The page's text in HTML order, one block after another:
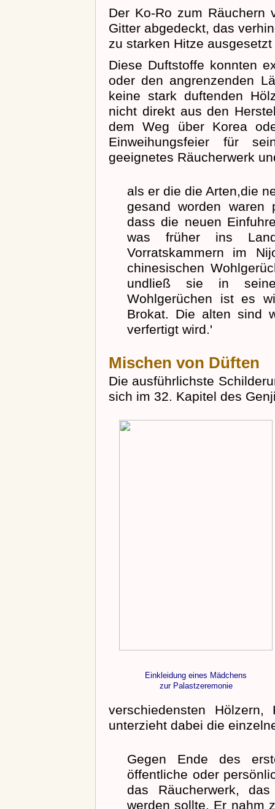
Der Ko-Ro zum Räuchern
Gitter abgedeckt, das
zu starken Hitze
Diese Duftstoffe konnten
oder den angrenzenden
keine stark duftenden
nicht direkt aus den
dem Weg über Korea
Einweihungsfeier für
geeignetes Räucherwerk
als er die die Arten,die
gesand worden
dass die neuen
was früher ins
Vorratskammern im
chinesischen
undließ sie in
Wohlgerüchen ist es
Brokat. Die alten sind
verfertigt wird.'
Mischen von Düften
Die ausführlichste
sich im 32. Kapitel des
Einkleidung eines Mädchens
zur Palastzeremonie
verschiedensten
unterzieht dabei die
Gegen Ende des
öffentliche oder
das Räucherwerk,
werden sollte. Er nahm